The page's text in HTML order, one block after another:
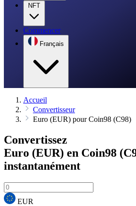
NFT
Commencer
Français
Accueil
Convertisseur
Euro (EUR) pour Coin98 (C98)
Convertissez
Euro (EUR) en Coin98
instantanément
EUR